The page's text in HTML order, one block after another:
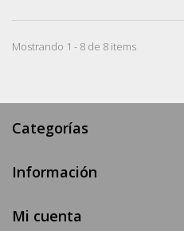
Mostrando 1 - 8 de 8 items
Categorías
Información
Mi cuenta